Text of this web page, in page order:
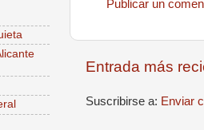
Publicar un
Entrada más
Suscribirse a: Enviar